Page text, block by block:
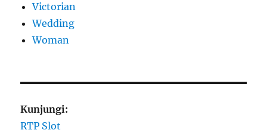
Victorian
Wedding
Woman
Kunjungi:
RTP Slot